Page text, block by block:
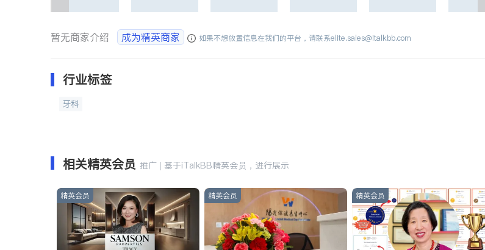
暂无商家介绍 成为精英商家 如果不想放置信息在我们的平台，请联系elite.sales@italkbb.com
行业标签
牙科
相关精英会员 推广 | 基于iTalkBB精英会员，进行展示
精英会员 精英会员 精英会员